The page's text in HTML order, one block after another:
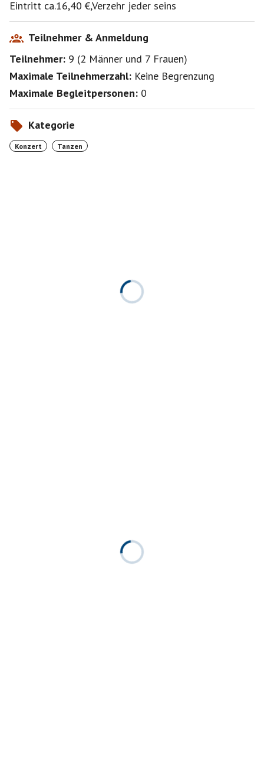
Eintritt ca.16,40 €,Verzehr jeder seins
Teilnehmer & Anmeldung
Teilnehmer: 9 (2 Männer und 7 Frauen)
Maximale Teilnehmerzahl: Keine Begrenzung
Maximale Begleitpersonen: 0
Kategorie
Konzert Tanzen